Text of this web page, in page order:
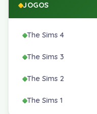
JOGOS
The Sims 4
The Sims 3
The Sims 2
The Sims 1